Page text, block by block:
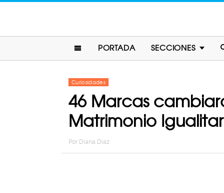
PORTADA SECCIONES
Curiosidades
46 Marcas
Matrimonio
Por Diana Diaz